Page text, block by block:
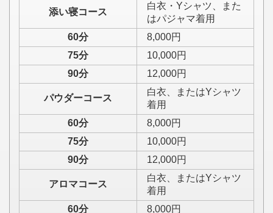
添い寝コース
白衣・Yシャツ、また
はパジャマ着用
60分
8,000円
75分
10,000円
90分
12,000円
パウダーコース
白衣、またはYシャツ
着用
60分
8,000円
75分
10,000円
90分
12,000円
アロマコース
白衣、またはYシャツ
着用
60分
8,000円